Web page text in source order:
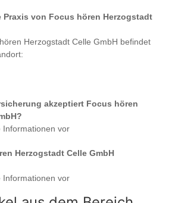
Praxis von Focus hören Herzogstadt
Herzogstadt Celle GmbH befindet
akzeptiert Focus hören
?
Informationen vor
Herzogstadt Celle GmbH
Informationen vor